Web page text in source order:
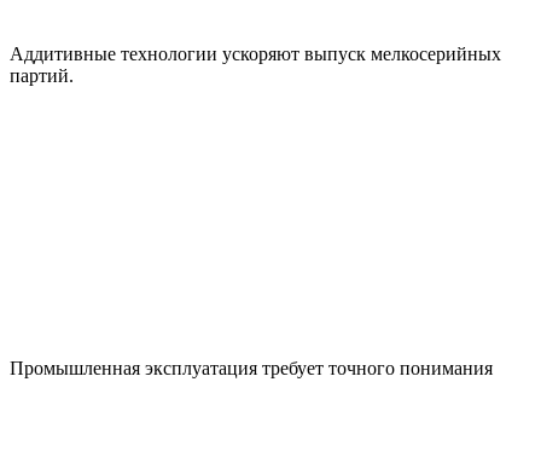
Аддитивные технологии ускоряют выпуск мелкосерийных
партий.
Промышленная эксплуатация требует точного понимания